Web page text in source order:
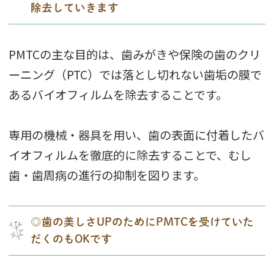
除去していきます
PMTCの主な目的は、歯みがきや保険の歯のクリ
ーニング（PTC）では落とし切れない歯垢の膜で
あるバイオフィルムを除去することです。
専用の機械・器具を用い、歯の表面に付着したバ
イオフィルムを徹底的に除去することで、むし
歯・歯周病の進行の抑制を図ります。
◎歯の美しさUPのためにPMTCを受けていた
だくのもOKです